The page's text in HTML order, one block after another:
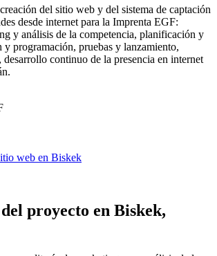
del sitio web y del sistema de captación
desde internet para la Imprenta EGF:
y análisis de la competencia, planificación y
y programación, pruebas y lanzamiento,
continuo de la presencia en internet
web en Biskek
proyecto en Biskek,